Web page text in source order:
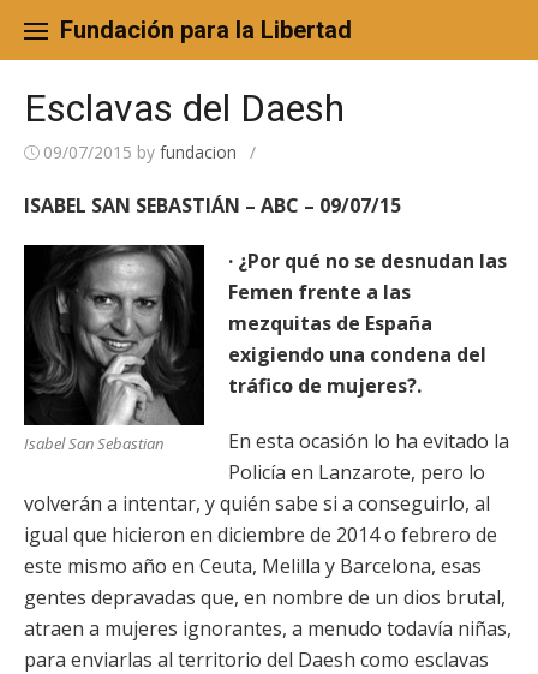
content
Fundación para la Libertad
Esclavas del Daesh
09/07/2015 by fundacion /
ISABEL SAN SEBASTIÁN – ABC – 09/07/15
Isabel San Sebastian
· ¿Por qué no se desnudan las
Femen frente a las
mezquitas de España
exigiendo una condena del
tráfico de mujeres?.
En esta ocasión lo ha evitado la
Policía en Lanzarote, pero lo
volverán a intentar, y quién sabe si a conseguirlo, al
igual que hicieron en diciembre de 2014 o febrero de
este mismo año en Ceuta, Melilla y Barcelona, esas
gentes depravadas que, en nombre de un dios brutal,
atraen a mujeres ignorantes, a menudo todavía niñas,
para enviarlas al territorio del Daesh como esclavas